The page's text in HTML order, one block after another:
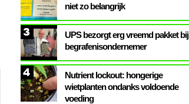
niet zo belangrijk
3
UPS bezorgt erg vreemd pakket bij
begrafenisondernemer
4
Nutrient lockout: hongerige
wietplanten ondanks voldoende
voeding